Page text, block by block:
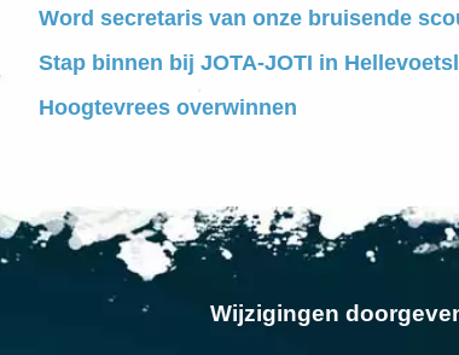
Word secretaris van onze bruisende
Stap binnen bij JOTA-JOTI in
Hoogtevrees overwinnen
Wijzigingen